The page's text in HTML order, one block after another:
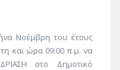
Νοέμβρη του έτους
και ώρα 09:00 π.μ. να
στο Δημοτικό